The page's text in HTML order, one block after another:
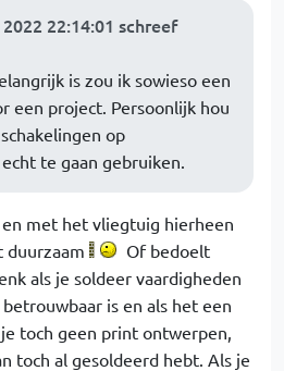
22:14:01 schreef
is zou ik sowieso een
een project. Persoonlijk hou
op
te gaan gebruiken.
met het vliegtuig hierheen
duurzaam
Of bedoelt
als je soldeer vaardigheden
is en als het een
toch geen print ontwerpen,
toch al gesoldeerd hebt. Als je